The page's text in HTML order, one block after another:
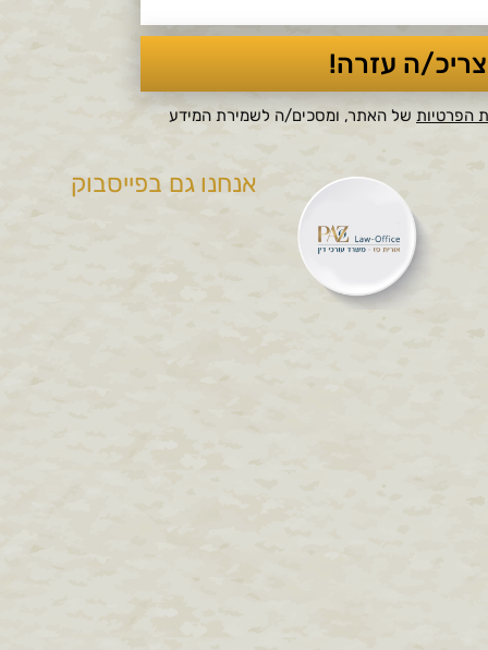
הפרטיותשל האתר, ומסכים/ה לשמירת המידע
אנחנו גם בפייסבוק